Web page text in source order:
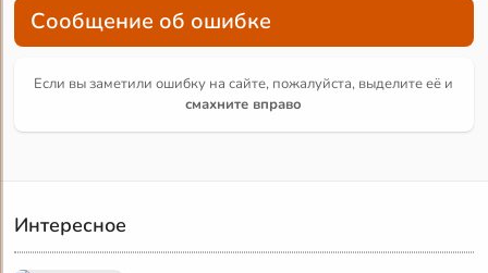
Сообщение об ошибке
Если вы заметили ошибку на сайте, пожалуйста, выделите её и
смахните вправо
Интересное